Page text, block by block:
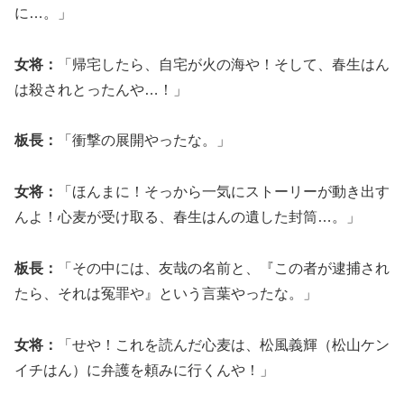
に…。」
女将：
「帰宅したら、自宅が火の海や！そして、春生はん
は殺されとったんや…！」
板長： 「衝撃の展開やったな。」
女将：
「ほんまに！そっから一気にストーリーが動き出す
んよ！心麦が受け取る、春生はんの遺した封筒…。」
板長：
「その中には、友哉の名前と、『この者が逮捕され
たら、それは冤罪や』という言葉やったな。」
女将：
「せや！これを読んだ心麦は、松風義輝（松山ケン
イチはん）に弁護を頼みに行くんや！」